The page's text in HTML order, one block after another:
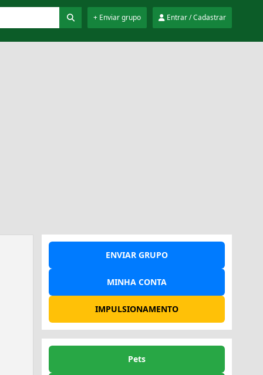
Entrar / Cadastrar
+ Enviar grupo
ENVIAR GRUPO
MINHA CONTA
IMPULSIONAMENTO
Pets